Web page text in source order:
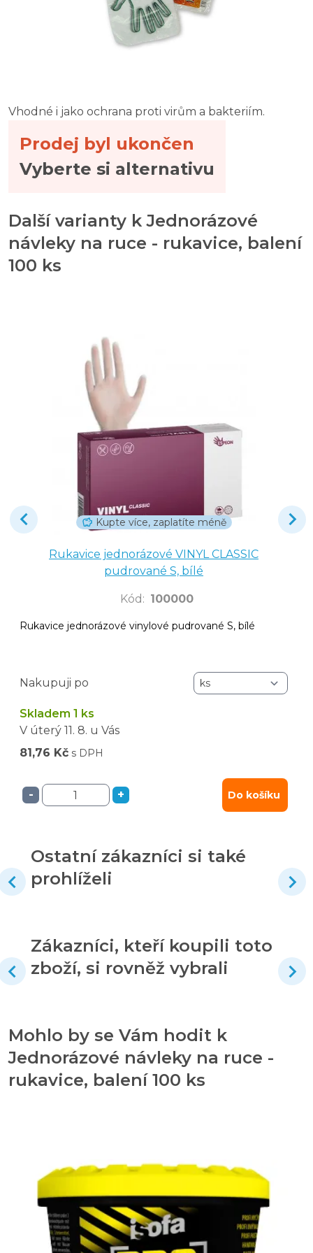
Vhodné i jako ochrana proti virům a bakteriím.
Prodej byl ukončen
Vyberte si alternativu
Další varianty k Jednorázové
návleky na ruce - rukavice, balení
100 ks
Kupte více, zaplatíte méně
Rukavice jednorázové VINYL CLASSIC
pudrované S, bílé
Kód : 100000
Rukavice jednorázové vinylové pudrované S, bílé
Nakupuji po
Skladem 1 ks
V úterý 11. 8. u Vás
81,76 Kč s DPH
- + Do košíku
Ostatní zákazníci si také
prohlíželi
Zákazníci, kteří koupili toto
zboží, si rovněž vybrali
Mohlo by se Vám hodit k
Jednorázové návleky na ruce -
rukavice, balení 100 ks